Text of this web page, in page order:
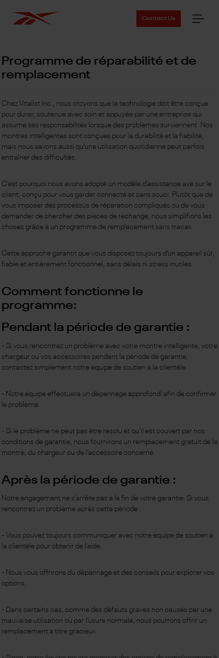
Contact Us
Programme de réparabilité et de
remplacement
Chez Vitalist Inc., nous croyons que la technologie doit être conçue
pour durer, soutenue avec soin et appuyée par une entreprise qui
assume ses responsabilités lorsque des problèmes surviennent. Nos
montres intelligentes sont conçues pour la durabilité et la fiabilité,
mais nous savons aussi qu’une utilisation quotidienne peut parfois
entraîner des difficultés.
C’est pourquoi nous avons adopté un modèle d’assistance axé sur le
client, conçu pour vous garder connecté et sans souci. Plutôt que de
vous imposer des processus de réparation compliqués ou de vous
demander de chercher des pièces de rechange, nous simplifions les
choses grâce à un programme de remplacement sans tracas.
Cette approche garantit que vous disposez toujours d’un appareil sûr,
fiable et entièrement fonctionnel, sans délais ni stress inutiles.
Comment fonctionne le
programme:
Pendant la période de garantie :
- Si vous rencontrez un problème avec votre montre intelligente, votre
chargeur ou vos accessoires pendant la période de garantie,
contactez simplement notre équipe de soutien à la clientèle.
- Notre équipe effectuera un dépannage approfondi afin de confirmer
le problème.
- Si le problème ne peut pas être résolu et qu’il est couvert par nos
conditions de garantie, nous fournirons un remplacement gratuit de la
montre, du chargeur ou de l’accessoire concerné.
Après la période de garantie :
Notre engagement ne s’arrête pas à la fin de votre garantie. Si vous
rencontrez un problème après cette période :
- Vous pouvez toujours communiquer avec notre équipe de soutien à
la clientèle pour obtenir de l’aide.
- Nous vous offrirons du dépannage et des conseils pour explorer vos
options.
- Dans certains cas, comme des défauts graves non causés par une
mauvaise utilisation ou par l’usure normale, nous pourrons offrir un
remplacement à titre gracieux.